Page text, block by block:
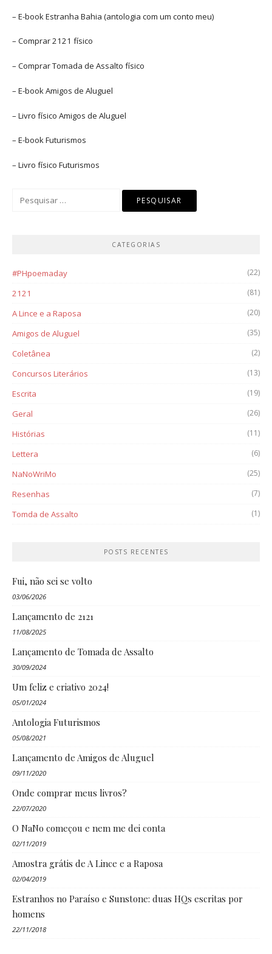
– E-bookEstranha Bahia (antologia com um conto meu)
– Comprar2121 físico
– ComprarTomada de Assalto físico
– E-bookAmigos de Aluguel
– Livro físico Amigos de Aluguel
– E-bookFuturismos
– Livro físico Futurismos
CATEGORIAS
#PHpoemaday (22)
2121 (81)
A Lince e a Raposa (20)
Amigos de Aluguel (35)
Coletânea (2)
Concursos Literários (13)
Escrita (19)
Geral (26)
Histórias (11)
Lettera (6)
NaNoWriMo (25)
Resenhas (7)
Tomda de Assalto (1)
POSTS RECENTES
Fui, não sei se volto
03/06/2026
Lançamento de 2121
11/08/2025
Lançamento de Tomada de Assalto
30/09/2024
Um feliz e criativo 2024!
05/01/2024
Antologia Futurismos
05/08/2021
Lançamento de Amigos de Aluguel
09/11/2020
Onde comprar meus livros?
22/07/2020
O NaNo começou e nem me dei conta
02/11/2019
Amostra grátis de A Lince e a Raposa
02/04/2019
Estranhos no Paraíso e Sunstone: duas HQs escritas por
homens
22/11/2018